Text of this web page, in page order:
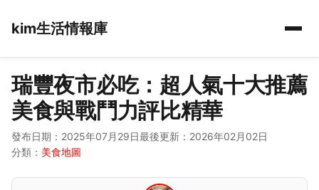
kim生活情報庫
瑞豐夜市必吃：超人氣十大推薦
美食與戰鬥力評比精華
發布日期：2025年07月29日最後更新：2026年02月02日
分類： 美食地圖